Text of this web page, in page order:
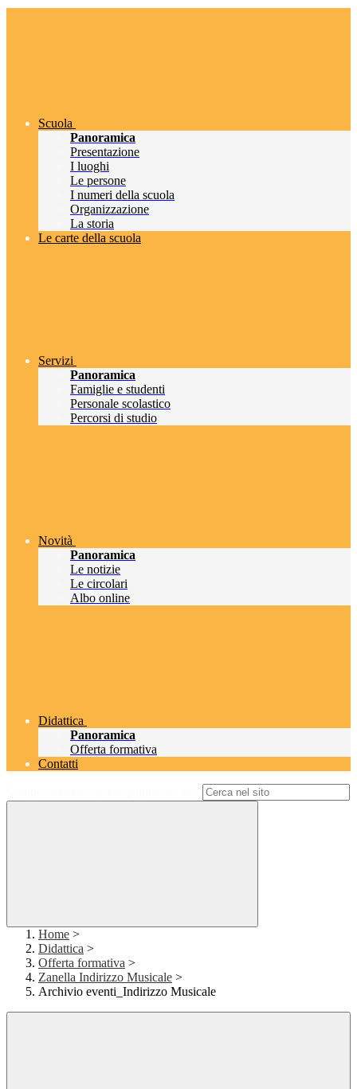
Scuola
Panoramica
Presentazione
I luoghi
Le persone
I numeri della scuola
Organizzazione
La storia
Le carte della scuola
Servizi
Panoramica
Famiglie e studenti
Personale scolastico
Percorsi di studio
Novità
Panoramica
Le notizie
Le circolari
Albo online
Didattica
Panoramica
Offerta formativa
Contatti
Home >
Didattica >
Offerta formativa >
Zanella Indirizzo Musicale >
Archivio eventi_Indirizzo Musicale